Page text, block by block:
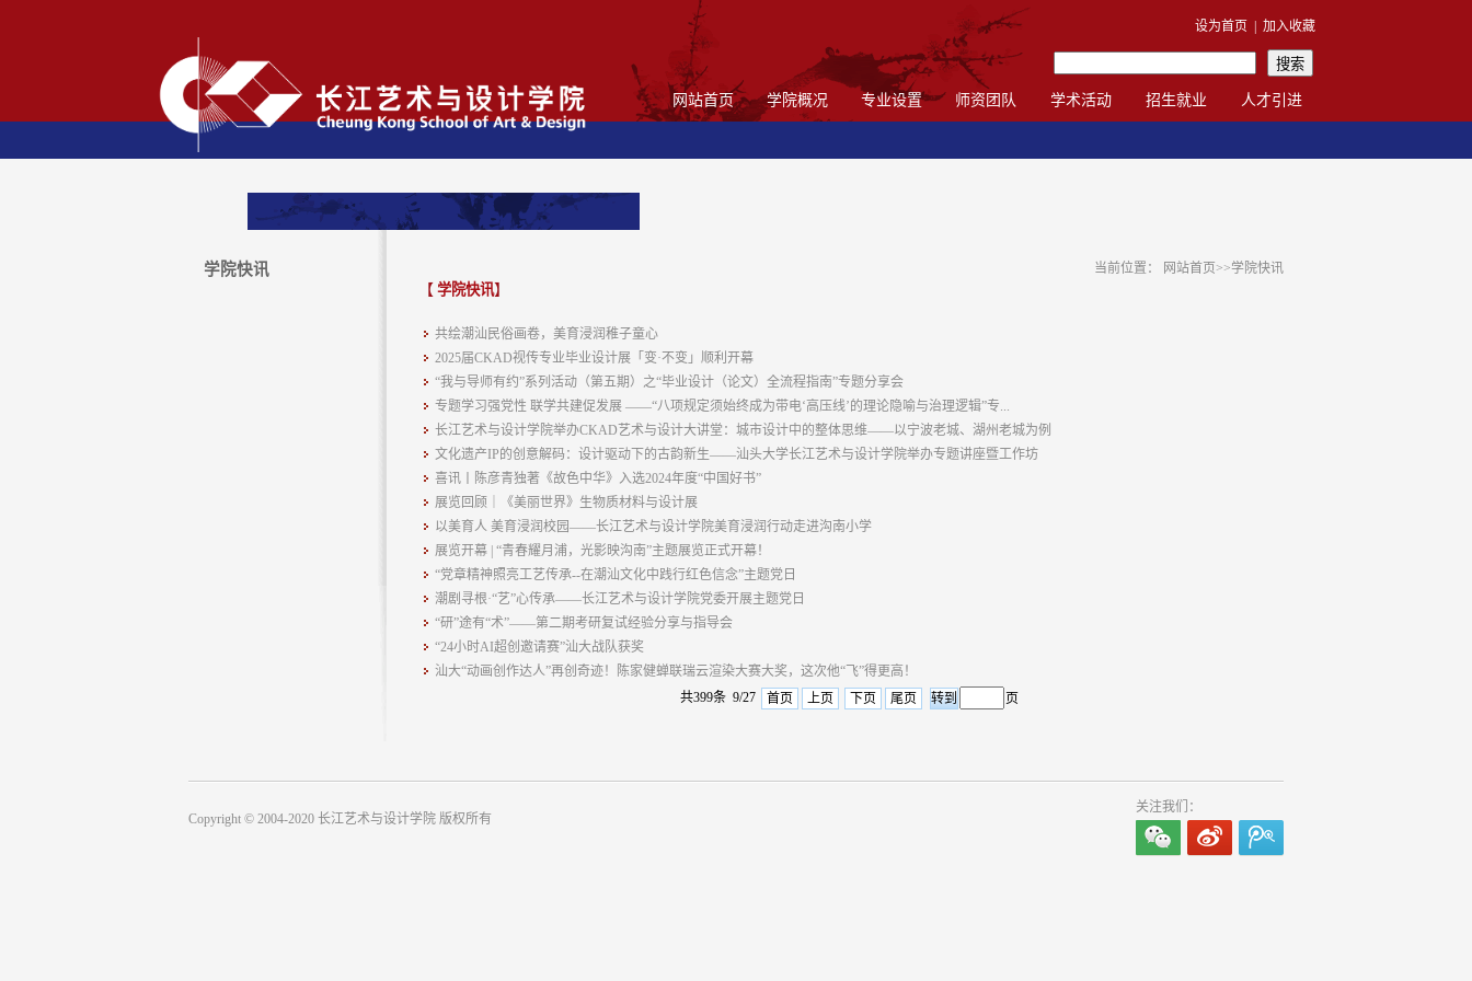
设为首页 加入收藏
网站首页 学院概况 专业设置 师资团队 学术活动 招生就业 人才引进
学院快讯 当前位置： 网站首页>>学院快讯
【 学院快讯】
共绘潮汕民俗画卷，美育浸润稚子童心
2025届CKAD视传专业毕业设计展「变·不变」顺利开幕
“我与导师有约”系列活动（第五期）之“毕业设计（论文）全流程指南”专题分享会
专题学习强党性 联学共建促发展 ——“八项规定须始终成为带电‘高压线’的理论隐喻与治理逻辑”专...
长江艺术与设计学院举办CKAD艺术与设计大讲堂：城市设计中的整体思维——以宁波老城、湖州老城为例
文化遗产IP的创意解码：设计驱动下的古韵新生——汕头大学长江艺术与设计学院举办专题讲座暨工作坊
喜讯丨陈彦青独著《故色中华》入选2024年度“中国好书”
展览回顾｜《美丽世界》生物质材料与设计展
以美育人 美育浸润校园——长江艺术与设计学院美育浸润行动走进沟南小学
展览开幕 | “青春耀月浦，光影映沟南”主题展览正式开幕！
“党章精神照亮工艺传承--在潮汕文化中践行红色信念”主题党日
潮剧寻根·“艺”心传承——长江艺术与设计学院党委开展主题党日
“研”途有“术”——第二期考研复试经验分享与指导会
“24小时AI超创邀请赛”汕大战队获奖
汕大“动画创作达人”再创奇迹！陈家健蝉联瑞云渲染大赛大奖，这次他“飞”得更高！
共399条 9/27
首页 上页 下页 尾页 页
Copyright © 2004-2020 长江艺术与设计学院 版权所有
关注我们：